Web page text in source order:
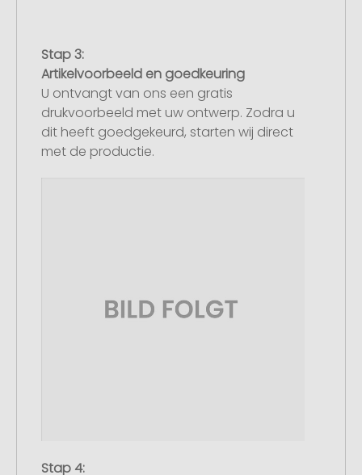
Stap 3:
Artikelvoorbeeld en goedkeuring
U ontvangt van ons een gratis
drukvoorbeeld met uw ontwerp. Zodra u
dit heeft goedgekeurd, starten wij direct
met de productie.
Stap 4: